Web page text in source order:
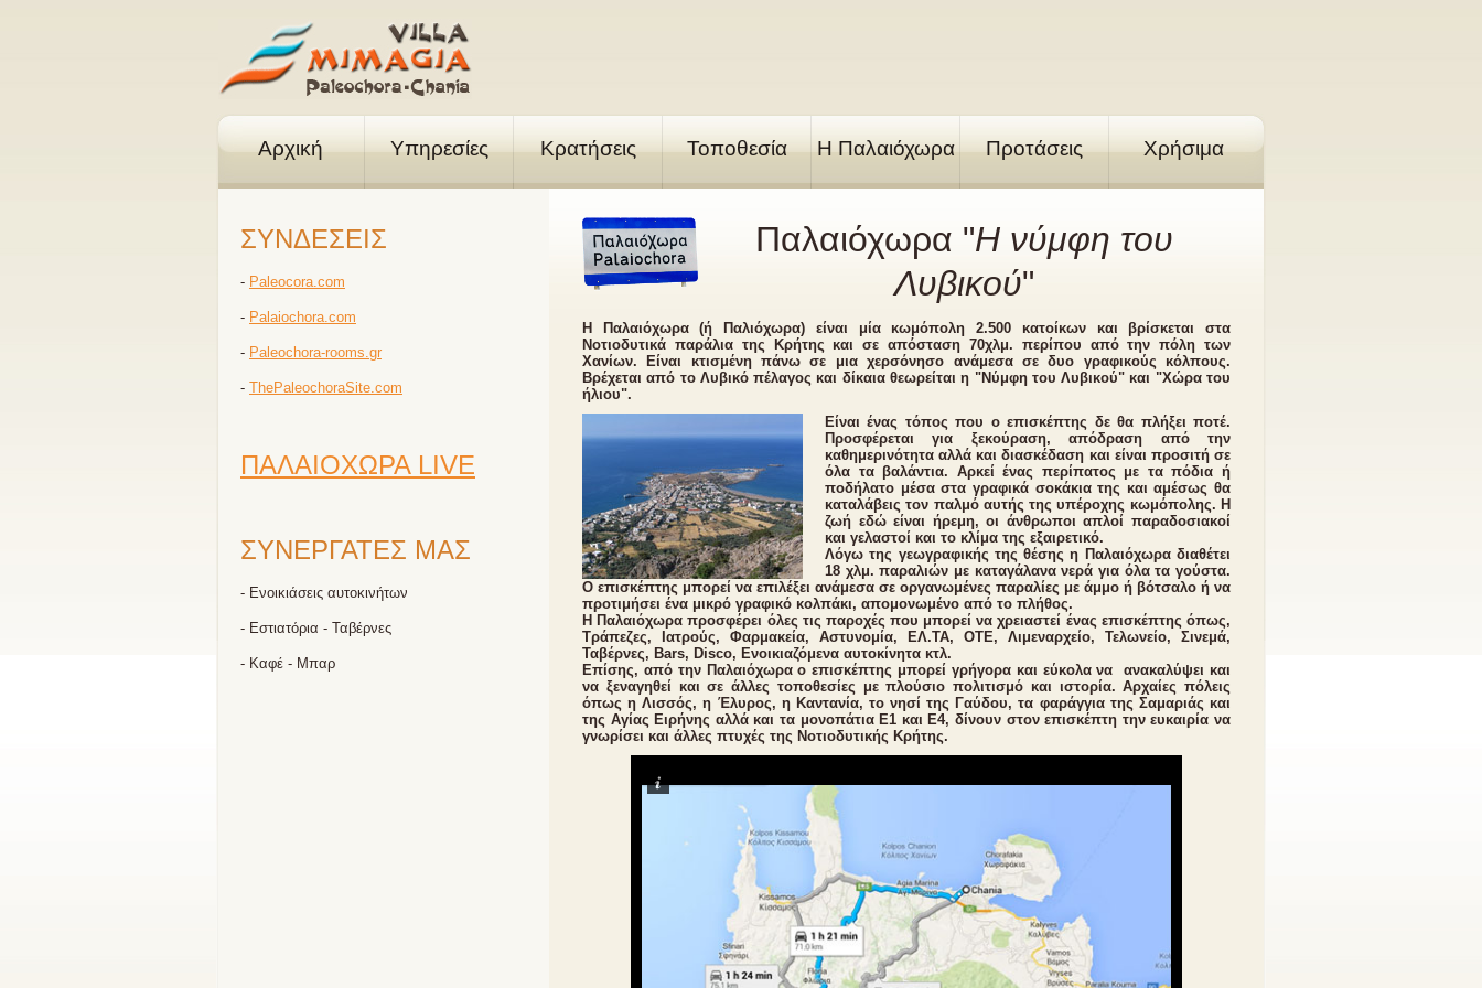
Αρχική Υπηρεσίες Κρατήσεις Τοποθεσία Η Παλαιόχωρα Προτάσεις Χρήσιμα
ΣΥΝΔΕΣΕΙΣ
- Paleocora.com
- Palaiochora.com
- Paleochora-rooms.gr
- ThePaleochoraSite.com
ΠΑΛΑΙΟΧΩΡΑ LIVE
ΣΥΝΕΡΓΑΤΕΣ ΜΑΣ
- Ενοικιάσεις αυτοκινήτων
- Εστιατόρια - Ταβέρνες
- Καφέ - Μπαρ
Παλαιόχωρα "Η νύμφη του
Λυβικού"
Η Παλαιόχωρα (ή Παλιόχωρα) είναι μία κωμόπολη 2.500 κατοίκων και βρίσκεται στα
Nοτιοδυτικά παράλια της Κρήτης και σε απόσταση 70χλμ. περίπου από την πόλη των
Χανίων. Είναι κτισμένη πάνω σε μια χερσόνησο ανάμεσα σε δυο γραφικούς κόλπους.
Βρέχεται από το Λυβικό πέλαγος και δίκαια θεωρείται η "Νύμφη του Λυβικού" και "Χώρα του
ήλιου".
Είναι ένας τόπος που ο επισκέπτης δε θα πλήξει ποτέ.
Προσφέρεται για ξεκούραση, απόδραση από την
καθημερινότητα αλλά και διασκέδαση και είναι προσιτή σε
όλα τα βαλάντια. Αρκεί ένας περίπατος με τα πόδια ή
ποδήλατο μέσα στα γραφικά σοκάκια της και αμέσως θα
καταλάβεις τον παλμό αυτής της υπέροχης κωμόπολης. Η
ζωή εδώ είναι ήρεμη, οι άνθρωποι απλοί παραδοσιακοί
και γελαστοί και το κλίμα της εξαιρετικό.
Λόγω της γεωγραφικής της θέσης η Παλαιόχωρα διαθέτει
18 χλμ. παραλιών με καταγάλανα νερά για όλα τα γούστα.
Ο επισκέπτης μπορεί να επιλέξει ανάμεσα σε οργανωμένες παραλίες με άμμο ή βότσαλο ή να
προτιμήσει ένα μικρό γραφικό κολπάκι, απομονωμένο από το πλήθος.
Η Παλαιόχωρα προσφέρει όλες τις παροχές που μπορεί να χρειαστεί ένας επισκέπτης όπως,
Τράπεζες, Ιατρούς, Φαρμακεία, Αστυνομία, ΕΛ.ΤΑ, ΟΤΕ, Λιμεναρχείο, Τελωνείο, Σινεμά,
Ταβέρνες, Bars, Disco, Ενοικιαζόμενα αυτοκίνητα κτλ.
Επίσης, από την Παλαιόχωρα ο επισκέπτης μπορεί γρήγορα και εύκολα να ανακαλύψει και
να ξεναγηθεί και σε άλλες τοποθεσίες με πλούσιο πολιτισμό και ιστορία. Αρχαίες πόλεις
όπως η Λισσός, η Έλυρος, η Καντανία, το νησί της Γαύδου, τα φαράγγια της Σαμαριάς και
της Αγίας Ειρήνης αλλά και τα μονοπάτια Ε1 και Ε4, δίνουν στον επισκέπτη την ευκαιρία να
γνωρίσει και άλλες πτυχές της Νοτιοδυτικής Κρήτης.